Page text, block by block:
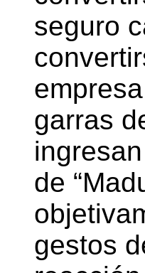
seguro
garras
de
gestos